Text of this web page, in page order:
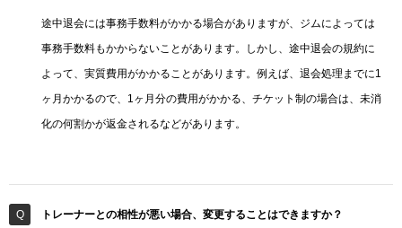
途中退会には事務手数料がかかる場合がありますが、ジムによっては
事務手数料もかからないことがあります。しかし、途中退会の規約に
よって、実質費用がかかることがあります。例えば、退会処理までに1
ヶ月かかるので、1ヶ月分の費用がかかる、チケット制の場合は、未消
化の何割かが返金されるなどがあります。
トレーナーとの相性が悪い場合、変更することはできますか？